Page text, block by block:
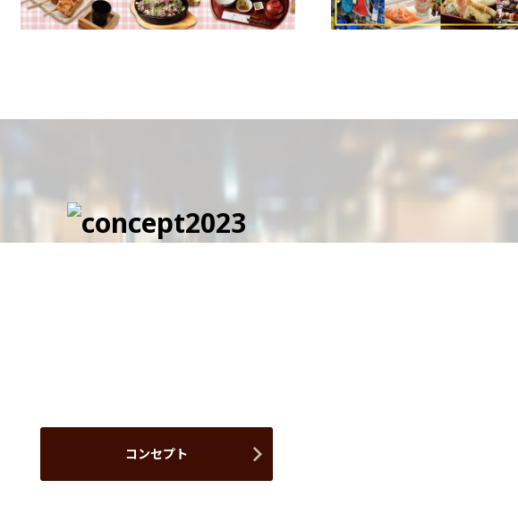
コンセプト